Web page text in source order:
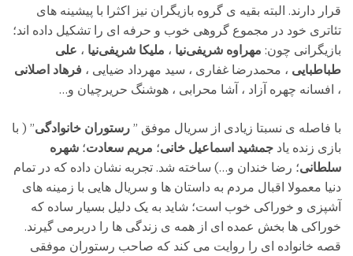
قرار دارند. البته بقیه ی گروه بازیگران نیز اکثرا با پیشینه های
تئاتری خود در مجموع گروهی خوب و حرفه ای را تشکیل داده اند؛
بازیگرانی چون: مهراوه شریفی‌نیا ، ملیکا شریفی‌نیا ، علی
طباطبایی ، محمدرضا غفاری ، سید مهرداد ضیایی ، فرهاد اصلانی
، افسانه چهره آزاد ، آشا محرابی ، هوشنگ حریرچیان و…
با فاصله ی نسبتا زیادی از سریال موفق ” رستوران خانوادگی” ( با
بازی زنده یاد جمشید اسماعیل خانی؛ مریم سعادت؛ شهره
سلطانی؛ رضا خندان و…) ساخته شد. تجربه نشان داده که در تمام
دنیا معمولا اقبال مردم به داستان ها و سریال هایی با زمینه های
آشپزی و خوراکی خوب است؛ شاید به یک دلیل بسیار ساده که
خوراکی ها بخش عمده ای از همه ی زندگی ها را دربرمی گیرند.
قصه خانواده ای را روایت می کند که صاحب رستوران موفقی